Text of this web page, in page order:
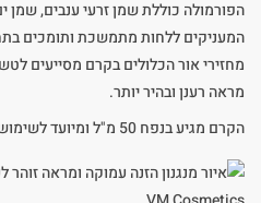
הפורמולה כוללת שמן זרעי ענבים, שמן
המעניקים ללחות מתמשכת ותומכים
מחזירי אור הכלולים בקרם מסייעים
מראה רענן ובהיר יותר.
הקרם מגיע בנפח 50 מ"ל ומיועד לשימוש יומי על עור פנים נקי.